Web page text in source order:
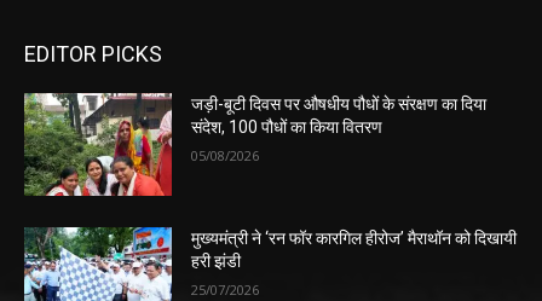
EDITOR PICKS
जड़ी-बूटी दिवस पर औषधीय पौधों के संरक्षण का दिया
संदेश, 100 पौधों का किया वितरण
05/08/2026
मुख्यमंत्री ने ‘रन फॉर कारगिल हीरोज’ मैराथॉन को दिखायी
हरी झंडी
25/07/2026